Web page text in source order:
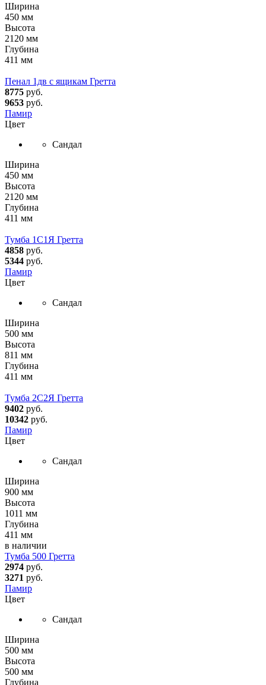
Ширина
450 мм
Высота
2120 мм
Глубина
411 мм
Пенал 1дв с ящикам Гретта
8775 руб.
9653 руб.
Памир
Цвет
Сандал
Ширина
450 мм
Высота
2120 мм
Глубина
411 мм
Тумба 1С1Я Гретта
4858 руб.
5344 руб.
Памир
Цвет
Сандал
Ширина
500 мм
Высота
811 мм
Глубина
411 мм
Тумба 2С2Я Гретта
9402 руб.
10342 руб.
Памир
Цвет
Сандал
Ширина
900 мм
Высота
1011 мм
Глубина
411 мм
в наличии
Тумба 500 Гретта
2974 руб.
3271 руб.
Памир
Цвет
Сандал
Ширина
500 мм
Высота
500 мм
Глубина